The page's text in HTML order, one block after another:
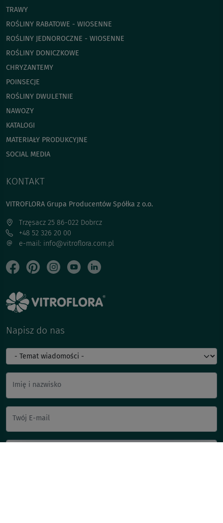
TRAWY
ROŚLINY RABATOWE - WIOSENNE
ROŚLINY JEDNOROCZNE - WIOSENNE
ROŚLINY DONICZKOWE
CHRYZANTEMY
POINSECJE
ROŚLINY DWULETNIE
NAWOZY
KATALOGI
MATERIAŁY PRODUKCYJNE
SOCIAL MEDIA
KONTAKT
VITROFLORA Grupa Producentów Spółka z o.o.
Trzęsacz 25 86-022 Dobrcz
+48 52 326 20 00
e-mail: info@vitroflora.com.pl
Napisz do nas
Imię i nazwisko
Twój E-mail